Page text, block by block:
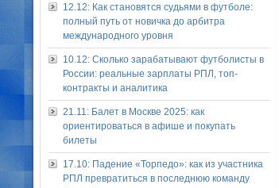
12.12: Как становятся судьями в футболе:
полный путь от новичка до арбитра
международного уровня
10.12: Сколько зарабатывают футболисты в
России: реальные зарплаты РПЛ, топ-
контракты и аналитика
21.11: Балет в Москве 2025: как
ориентироваться в афише и покупать
билеты
17.10: Падение «Торпедо»: как из участника
РПЛ превратиться в последнюю команду